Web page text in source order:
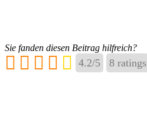
Sie fanden diesen Beitrag hilfreich?
4.2/5 8 ratings